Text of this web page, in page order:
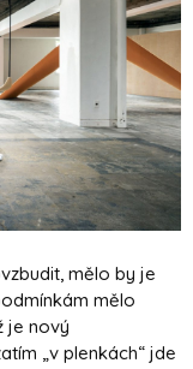
mělo by je
mělo
je nový
„v plenkách“ jde